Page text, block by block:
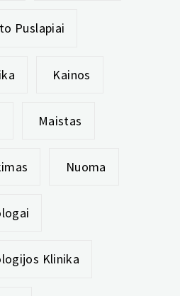
Puslapiai
Kainos
Maistas
Nuoma
Klinika